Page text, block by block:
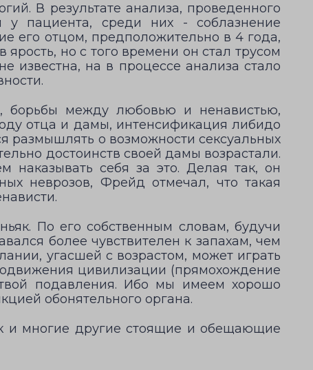
В результате анализа, проведенного
пациента, среди них - соблазнение
его отцом, предположительно в 4 года,
но с того времени он стал трусом
известна, на в процессе анализа стало
борьбы между любовью и ненавистью,
отца и дамы, интенсификация либидо
размышлять о возможности сексуальных
достоинств своей дамы возрастали.
наказывать себя за это. Делая так, он
неврозов, Фрейд отмечал, что такая
По его собственным словам, будучи
более чувствителен к запахам, чем
угасшей с возрастом, может играть
цивилизации (прямохождение
подавления. Ибо мы имеем хорошо
обонятельного органа.
и многие другие стоящие и обещающие